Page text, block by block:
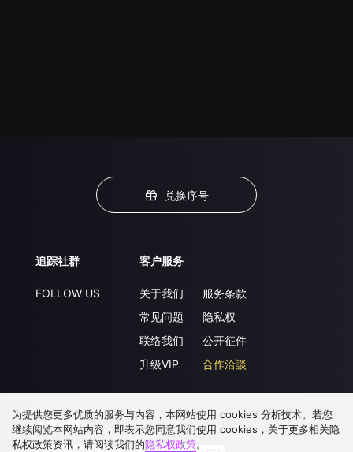
兑换序号
追踪社群
FOLLOW US
客户服务
关于我们
常见问题
联络我们
升级VIP
服务条款
隐私权
公开征件
合作洽談
下载 APP
为提供您更多优质的服务与内容，本网站使用 cookies 分析技术。若您
继续阅览本网站内容，即表示您同意我们使用 cookies，关于更多相关隐
私权政策资讯，请阅读我们的隐私权政策。